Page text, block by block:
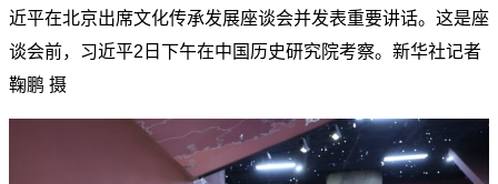
近平在北京出席文化传承发展座谈会并发表重要讲话。这是座
谈会前，习近平2日下午在中国历史研究院考察。新华社记者
鞠鹏 摄